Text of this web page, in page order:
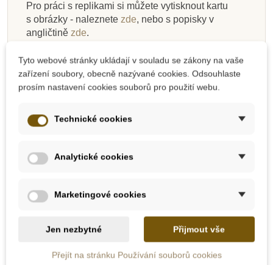
Pro práci s replikami si můžete vytisknout kartu
s obrázky - naleznete zde, nebo s popisky v
angličtině zde.
.
Vhodné pro děti od 3 let.
Každá figurka je detailně navržená a ručně
malovaná
má perfektní krabičku, do které může repliky
opět uklidit.
Zeměkoule na vrchu balení se točí a tím si
celé balení ještě více přiláká pozornost dítka.
Safari Ltd. je firmou ekologickou, které záleží
na bezpečí našich dětí a planety. Také proto
Tyto webové stránky ukládají v souladu se zákony na vaše
zařízení soubory, obecně nazývané cookies. Odsouhlaste
prosím nastavení cookies souborů pro použití webu.
Technické cookies
Analytické cookies
Marketingové cookies
Jen nezbytné Přijmout vše
Přejít na stránku Používání souborů cookies